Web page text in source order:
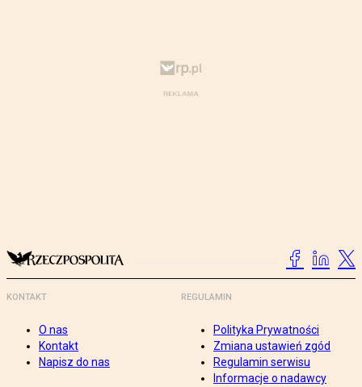
KONTAKT
O nas
Kontakt
Napisz do nas
REGULAMIN
Polityka Prywatności
Zmiana ustawień zgód
Regulamin serwisu
Informacje o nadawcy